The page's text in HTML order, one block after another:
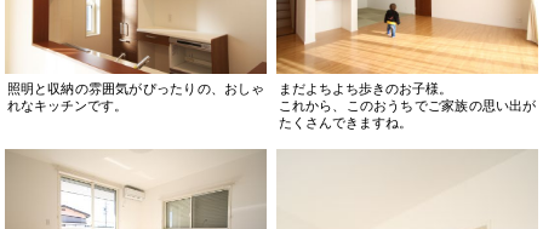
照明と収納の雰囲気がぴったりの、おしゃ
れなキッチンです。
まだよちよち歩きのお子様。
これから、このおうちでご家族の思い出が
たくさんできますね。